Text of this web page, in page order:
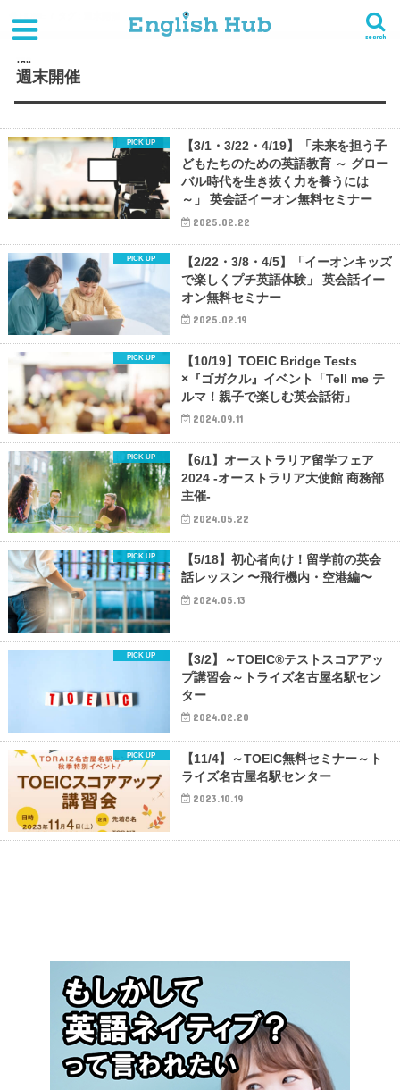
search
TAG
週末開催
【3/1・3/22・4/19】「未来を担う子
どもたちのための英語教育 ～ グロー
バル時代を生き抜く力を養うには
～」 英会話イーオン無料セミナー
2025.02.22
【2/22・3/8・4/5】「イーオンキッズ
で楽しくプチ英語体験」 英会話イー
オン無料セミナー
2025.02.19
【10/19】TOEIC Bridge Tests
×『ゴガクル』イベント「Tell me テ
ルマ！親子で楽しむ英会話術」
2024.09.11
【6/1】オーストラリア留学フェア
2024 -オーストラリア大使館 商務部
主催-
2024.05.22
【5/18】初心者向け！留学前の英会
話レッスン 〜飛行機内・空港編〜
2024.05.13
【3/2】～TOEIC®テストスコアアッ
プ講習会～トライズ名古屋名駅セン
ター
2024.02.20
【11/4】～TOEIC無料セミナー～ト
ライズ名古屋名駅センター
2023.10.19